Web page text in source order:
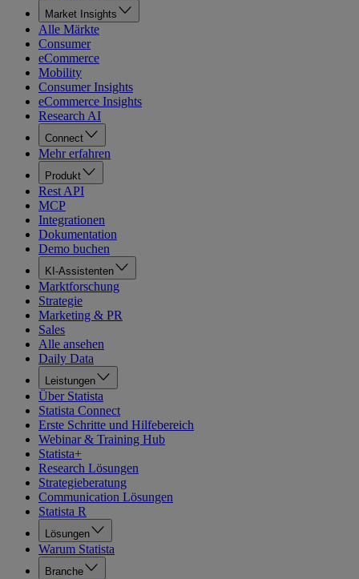
Market Insights
Alle Märkte
Consumer
eCommerce
Mobility
Consumer Insights
eCommerce Insights
Research AI
Connect
Mehr erfahren
Produkt
Rest API
MCP
Integrationen
Dokumentation
Demo buchen
KI-Assistenten
Marktforschung
Strategie
Marketing & PR
Sales
Alle ansehen
Daily Data
Leistungen
Über Statista
Statista Connect
Erste Schritte und Hilfebereich
Webinar & Training Hub
Statista+
Research Lösungen
Strategieberatung
Communication Lösungen
Statista R
Lösungen
Warum Statista
Branche